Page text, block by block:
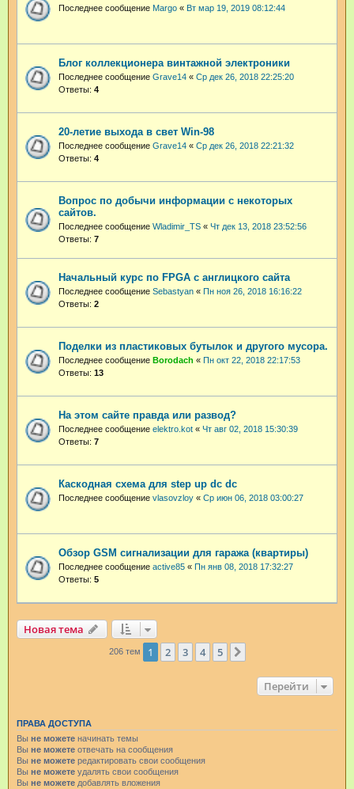
Последнее сообщение Margo « Вт мар 19, 2019 08:12:44
Блог коллекционера винтажной электроники
Последнее сообщение Grave14 « Ср дек 26, 2018 22:25:20
Ответы: 4
20-летие выхода в свет Win-98
Последнее сообщение Grave14 « Ср дек 26, 2018 22:21:32
Ответы: 4
Вопрос по добычи информации с некоторых
сайтов.
Последнее сообщение Wladimir_TS « Чт дек 13, 2018 23:52:56
Ответы: 7
Начальный курс по FPGA с англицкого сайта
Последнее сообщение Sebastyan « Пн ноя 26, 2018 16:16:22
Ответы: 2
Поделки из пластиковых бутылок и другого мусора.
Последнее сообщение Borodach « Пн окт 22, 2018 22:17:53
Ответы: 13
На этом сайте правда или развод?
Последнее сообщение elektro.kot « Чт авг 02, 2018 15:30:39
Ответы: 7
Каскодная схема для step up dc dc
Последнее сообщение vlasovzloy « Ср июн 06, 2018 03:00:27
Обзор GSM сигнализации для гаража (квартиры)
Последнее сообщение active85 « Пн янв 08, 2018 17:32:27
Ответы: 5
Новая тема
206 тем 1 2 3 4 5
Перейти
ПРАВА ДОСТУПА
Вы не можете начинать темы
Вы не можете отвечать на сообщения
Вы не можете редактировать свои сообщения
Вы не можете удалять свои сообщения
Вы не можете добавлять вложения